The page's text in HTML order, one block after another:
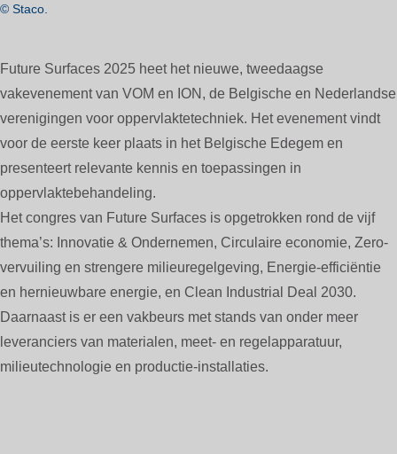
© Staco.
Future Surfaces 2025 heet het nieuwe, tweedaagse
vakevenement van VOM en ION, de Belgische en Nederlandse
verenigingen voor oppervlaktetechniek. Het evenement vindt
voor de eerste keer plaats in het Belgische Edegem en
presenteert relevante kennis en toepassingen in
oppervlaktebehandeling.
Het congres van Future Surfaces is opgetrokken rond de vijf
thema’s: Innovatie & Ondernemen, Circulaire economie, Zero-
vervuiling en strengere milieuregelgeving, Energie-efficiëntie
en hernieuwbare energie, en Clean Industrial Deal 2030.
Daarnaast is er een vakbeurs met stands van onder meer
leveranciers van materialen, meet- en regelapparatuur,
milieutechnologie en productie-installaties.